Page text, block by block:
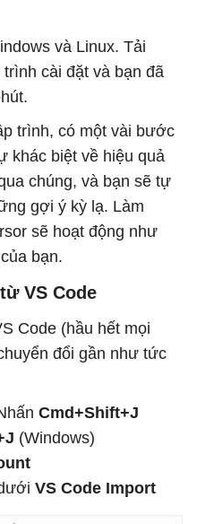
và Linux. Tải
cài đặt và bạn đã
trình, có một vài bước
khác biệt về hiệu quả
chúng, và bạn sẽ tự
gợi ý kỳ lạ. Làm
sẽ hoạt động như
bạn.
VS Code
Code (hầu hết mọi
đổi gần như tức
Cmd+Shift+J
(Windows)
VS Code Import